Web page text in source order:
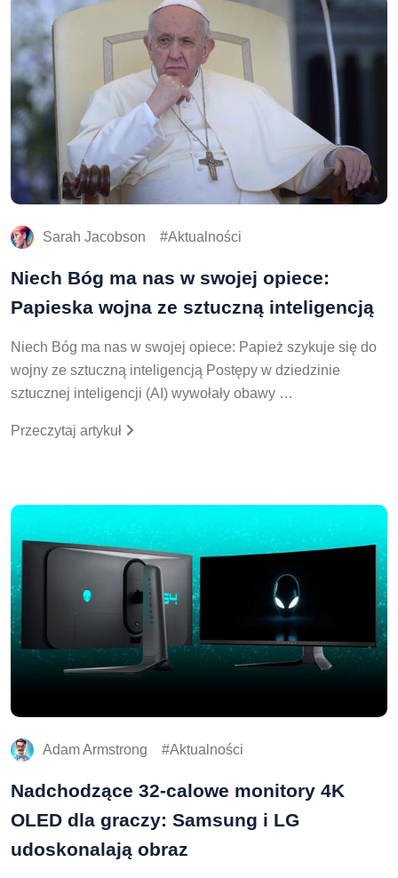
Sarah Jacobson Aktualności
Niech Bóg ma nas w swojej opiece:
Papieska wojna ze sztuczną inteligencją
Niech Bóg ma nas w swojej opiece: Papież szykuje się do
wojny ze sztuczną inteligencją Postępy w dziedzinie
sztucznej inteligencji (AI) wywołały obawy …
Przeczytaj artykuł
Adam Armstrong Aktualności
Nadchodzące 32-calowe monitory 4K
OLED dla graczy: Samsung i LG
udoskonalają obraz